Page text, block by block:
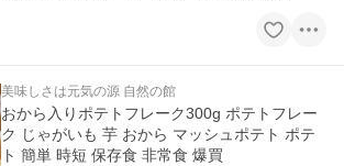
美味しさは元気の源 自然の館
おから入りポテトフレーク300g ポテトフレー
ク じゃがいも 芋 おから マッシュポテト ポテ
ト 簡単 時短 保存食 非常食 爆買